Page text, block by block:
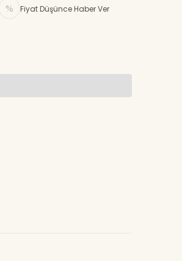
Fiyat Düşünce Haber Ver